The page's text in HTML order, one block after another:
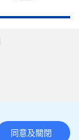
同意及關閉